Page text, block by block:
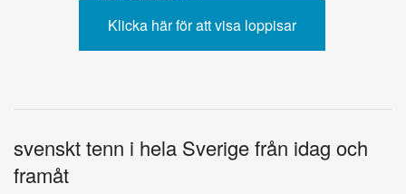
svenskt tenn i hela Sverige från idag och
framåt